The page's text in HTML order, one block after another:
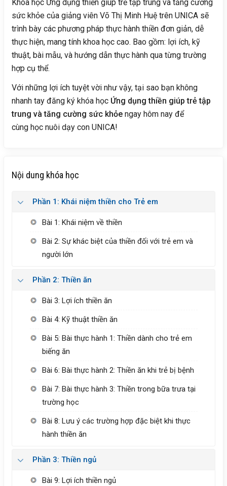
Khóa học Ứng dụng thiền giúp trẻ tập trung và tăng cường
sức khỏe của giảng viên Võ Thị Minh Huệ trên UNICA sẽ
trình bày các phương pháp thực hành thiền đơn giản, dễ
thực hiện, mang tính khoa học cao. Bao gồm: lợi ích, kỹ
thuật, bài mẫu, và hướng dẫn thực hành qua từng trường
hợp cụ thể.
Với những lợi ích tuyệt vời như vậy, tại sao bạn không
nhanh tay đăng ký khóa học Ứng dụng thiền giúp trẻ tập
trung và tăng cường sức khỏe ngay hôm nay để
cùng học nuôi dạy con UNICA!
Nội dung khóa học
Phần 1: Khái niệm thiền cho Trẻ em
Bài 1: Khái niệm về thiền
Bài 2: Sự khác biệt của thiền đối với trẻ em và
người lớn
Phần 2: Thiền ăn
Bài 3: Lợi ích thiền ăn
Bài 4: Kỹ thuật thiền ăn
Bài 5: Bài thực hành 1: Thiền dành cho trẻ em
biếng ăn
Bài 6: Bài thực hành 2: Thiền ăn khi trẻ bị bệnh
Bài 7: Bài thực hành 3: Thiền trong bữa trưa tại
trường học
Bài 8: Lưu ý các trường hợp đặc biệt khi thực
hành thiền ăn
Phần 3: Thiền ngủ
Bài 9: Lợi ích thiền ngủ